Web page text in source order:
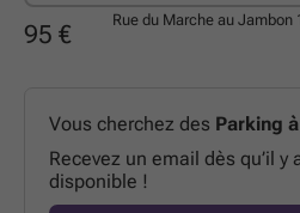
95 €
Rue du Marche au Jambon
Vous cherchez des Parking
Recevez un email dès qu’il y
disponible !